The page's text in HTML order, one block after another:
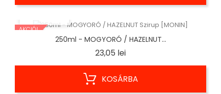
AKCIÓ!
250ml - MOGYORÓ / HAZELNUT...
23,05 leiÁr
KOSÁRBA